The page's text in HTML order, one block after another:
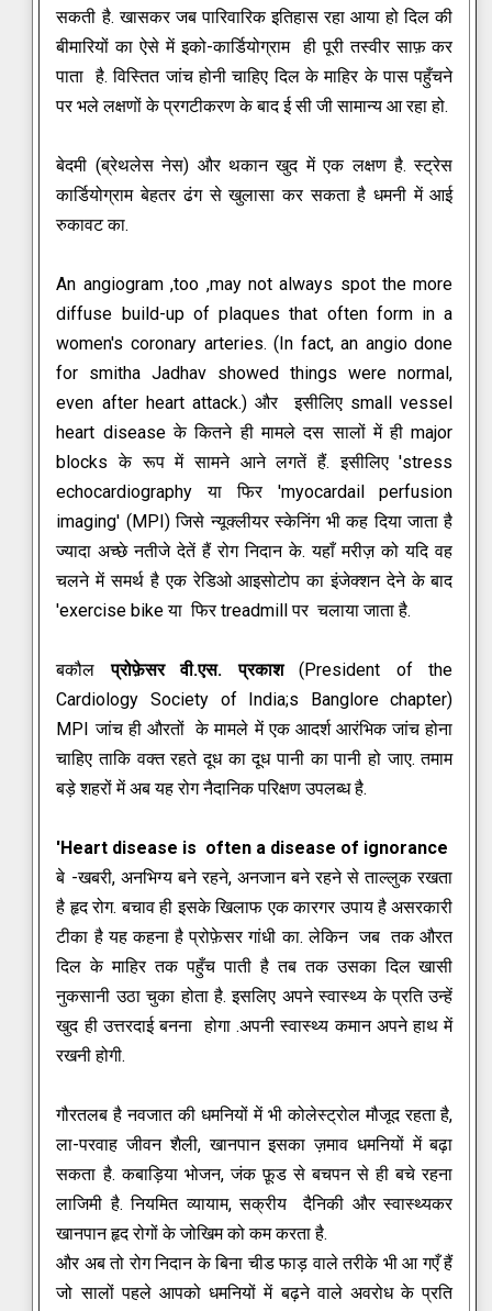
सकती है. खासकर जब पारिवारिक इतिहास रहा आया हो दिल की
बीमारियों का ऐसे में इको-कार्डियोग्राम ही पूरी तस्वीर साफ़ कर
पाता है. विस्तित जांच होनी चाहिए दिल के माहिर के पास पहुँचने
पर भले लक्षणों के प्रगटीकरण के बाद ई सी जी सामान्य आ रहा हो.
बेदमी (ब्रेथलेस नेस) और थकान खुद में एक लक्षण है. स्ट्रेस
कार्डियोग्राम बेहतर ढंग से खुलासा कर सकता है धमनी में आई
रुकावट का.
An angiogram ,too ,may not always spot the more
diffuse build-up of plaques that often form in a
women's coronary arteries. (In fact, an angio done
for smitha Jadhav showed things were normal,
even after heart attack.)और इसीलिए small vessel
heart disease के कितने ही मामले दस सालों में ही major
blocks के रूप में सामने आने लगतें हैं.इसीलिए 'stress
echocardiography या फिर 'myocardail perfusion
imaging' (MPI) जिसे न्यूक्लीयर स्केनिंग भी कह दिया जाता है
ज्यादा अच्छे नतीजे देतें हैं रोग निदान के. यहाँ मरीज़ को यदि वह
चलने में समर्थ है एक रेडिओ आइसोटोप का इंजेक्शन देने के बाद
'exercise bike या फिर treadmill पर चलाया जाता है.
बकौलप्रोफ़ेसर वी.एस. प्रकाश(President of the
Cardiology Society of India;s Banglore chapter)
MPI जांच ही औरतों के मामले में एक आदर्श आरंभिक जांच होना
चाहिए ताकि वक्त रहते दूध का दूध पानी का पानी हो जाए.तमाम
बड़े शहरों में अब यह रोग नैदानिक परिक्षण उपलब्ध है.
'Heart disease is often a disease of ignorance
बे -खबरी, अनभिग्य बने रहने, अनजान बने रहने से ताल्लुक रखता
है हृद रोग. बचाव ही इसके खिलाफ एक कारगर उपाय है असरकारी
टीका है यह कहना है प्रोफ़ेसर गांधी का.लेकिन जब तक औरत
दिल के माहिर तक पहुँच पाती है तब तक उसका दिल खासी
नुकसानी उठा चुका होता है. इसलिए अपने स्वास्थ्य के प्रति उन्हें
खुद ही उत्तरदाई बनना होगा .अपनी स्वास्थ्य कमान अपने हाथ में
रखनी होगी.
गौरतलब है नवजात की धमनियों में भी कोलेस्ट्रोल मौजूद रहता है,
ला-परवाह जीवन शैली, खानपान इसका ज़माव धमनियों में बढ़ा
सकता है.कबाड़िया भोजन, जंक फ़ूड से बचपन से ही बचे रहना
लाजिमी है. नियमित व्यायाम, सक्रीय दैनिकी और स्वास्थ्यकर
खानपान हृद रोगों के जोखिम को कम करता है.
और अब तो रोग निदान के बिना चीड फाड़ वाले तरीके भी आ गएँ हैं
जो सालों पहले आपको धमनियों में बढ़ने वाले अवरोध के प्रति